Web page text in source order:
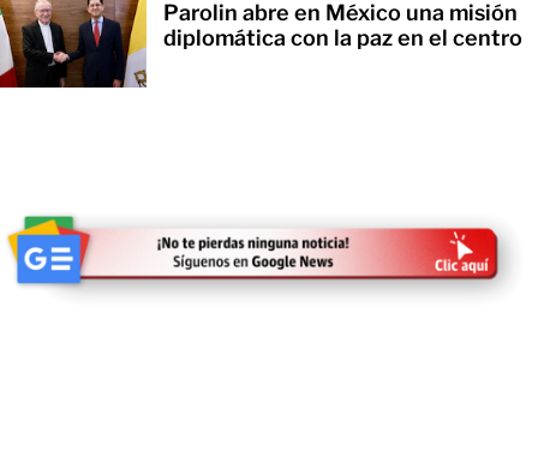
Parolin abre en México una misión
diplomática con la paz en el centro